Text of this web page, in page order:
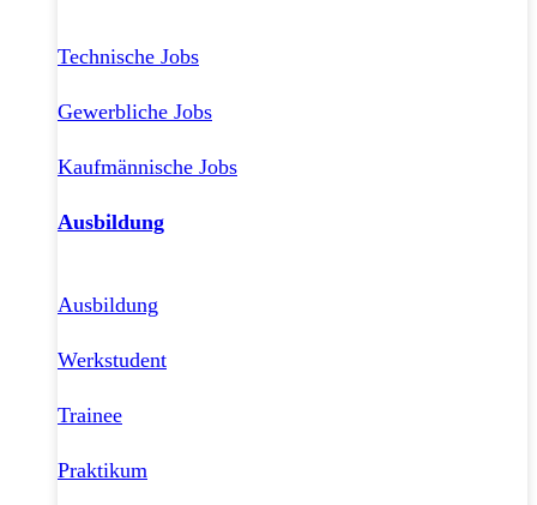
Technische Jobs
Gewerbliche Jobs
Kaufmännische Jobs
Ausbildung
Ausbildung
Werkstudent
Trainee
Praktikum